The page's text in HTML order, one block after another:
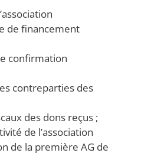
de financement
confirmation
contreparties des
des dons reçus ;
de l’association
de la première AG de